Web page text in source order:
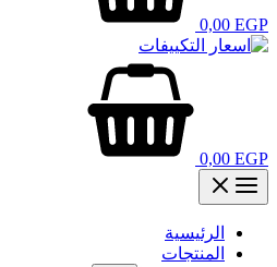
0,00 EGP
0,00 EGP
الرئيسية
المنتجات